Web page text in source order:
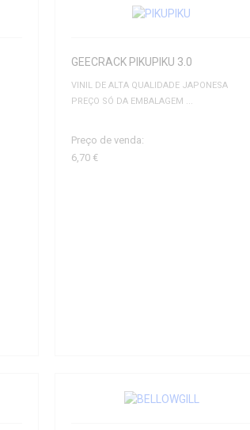
GEECRACK PIKUPIKU 3.0
VINIL DE ALTA QUALIDADE JAPONESA
PREÇO SÓ DA EMBALAGEM ...
Preço de venda:
6,70 €